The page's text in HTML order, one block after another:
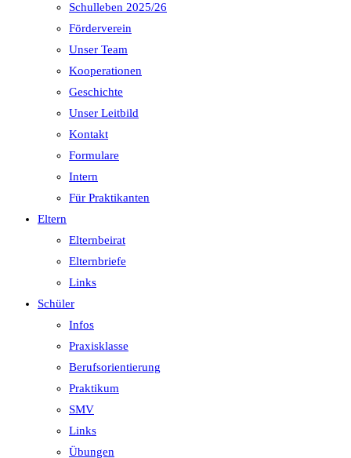
Schulleben 2025/26
Förderverein
Unser Team
Kooperationen
Geschichte
Unser Leitbild
Kontakt
Formulare
Intern
Für Praktikanten
Eltern
Elternbeirat
Elternbriefe
Links
Schüler
Infos
Praxisklasse
Berufsorientierung
Praktikum
SMV
Links
Übungen